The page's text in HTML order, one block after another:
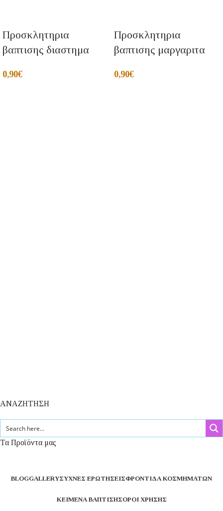
Προσκλητηρια
βαπτισης διαστημα
0,90€
Προσκλητηρια
βαπτισης μαργαριτα
0,90€
ΑΝΑΖΗΤΗΣΗ
Τα Προϊόντα μας
BLOGGALLERYΣΥΧΝΈΣ ΕΡΩΤΉΣΕΙΣΦΡΟΝΤΊΔΑ ΚΟΣΜΗΜΆΤΩΝ
ΚΕΊΜΕΝΑ ΒΆΠΤΙΣΗΣΌΡΟΙ ΧΡΉΣΗΣ